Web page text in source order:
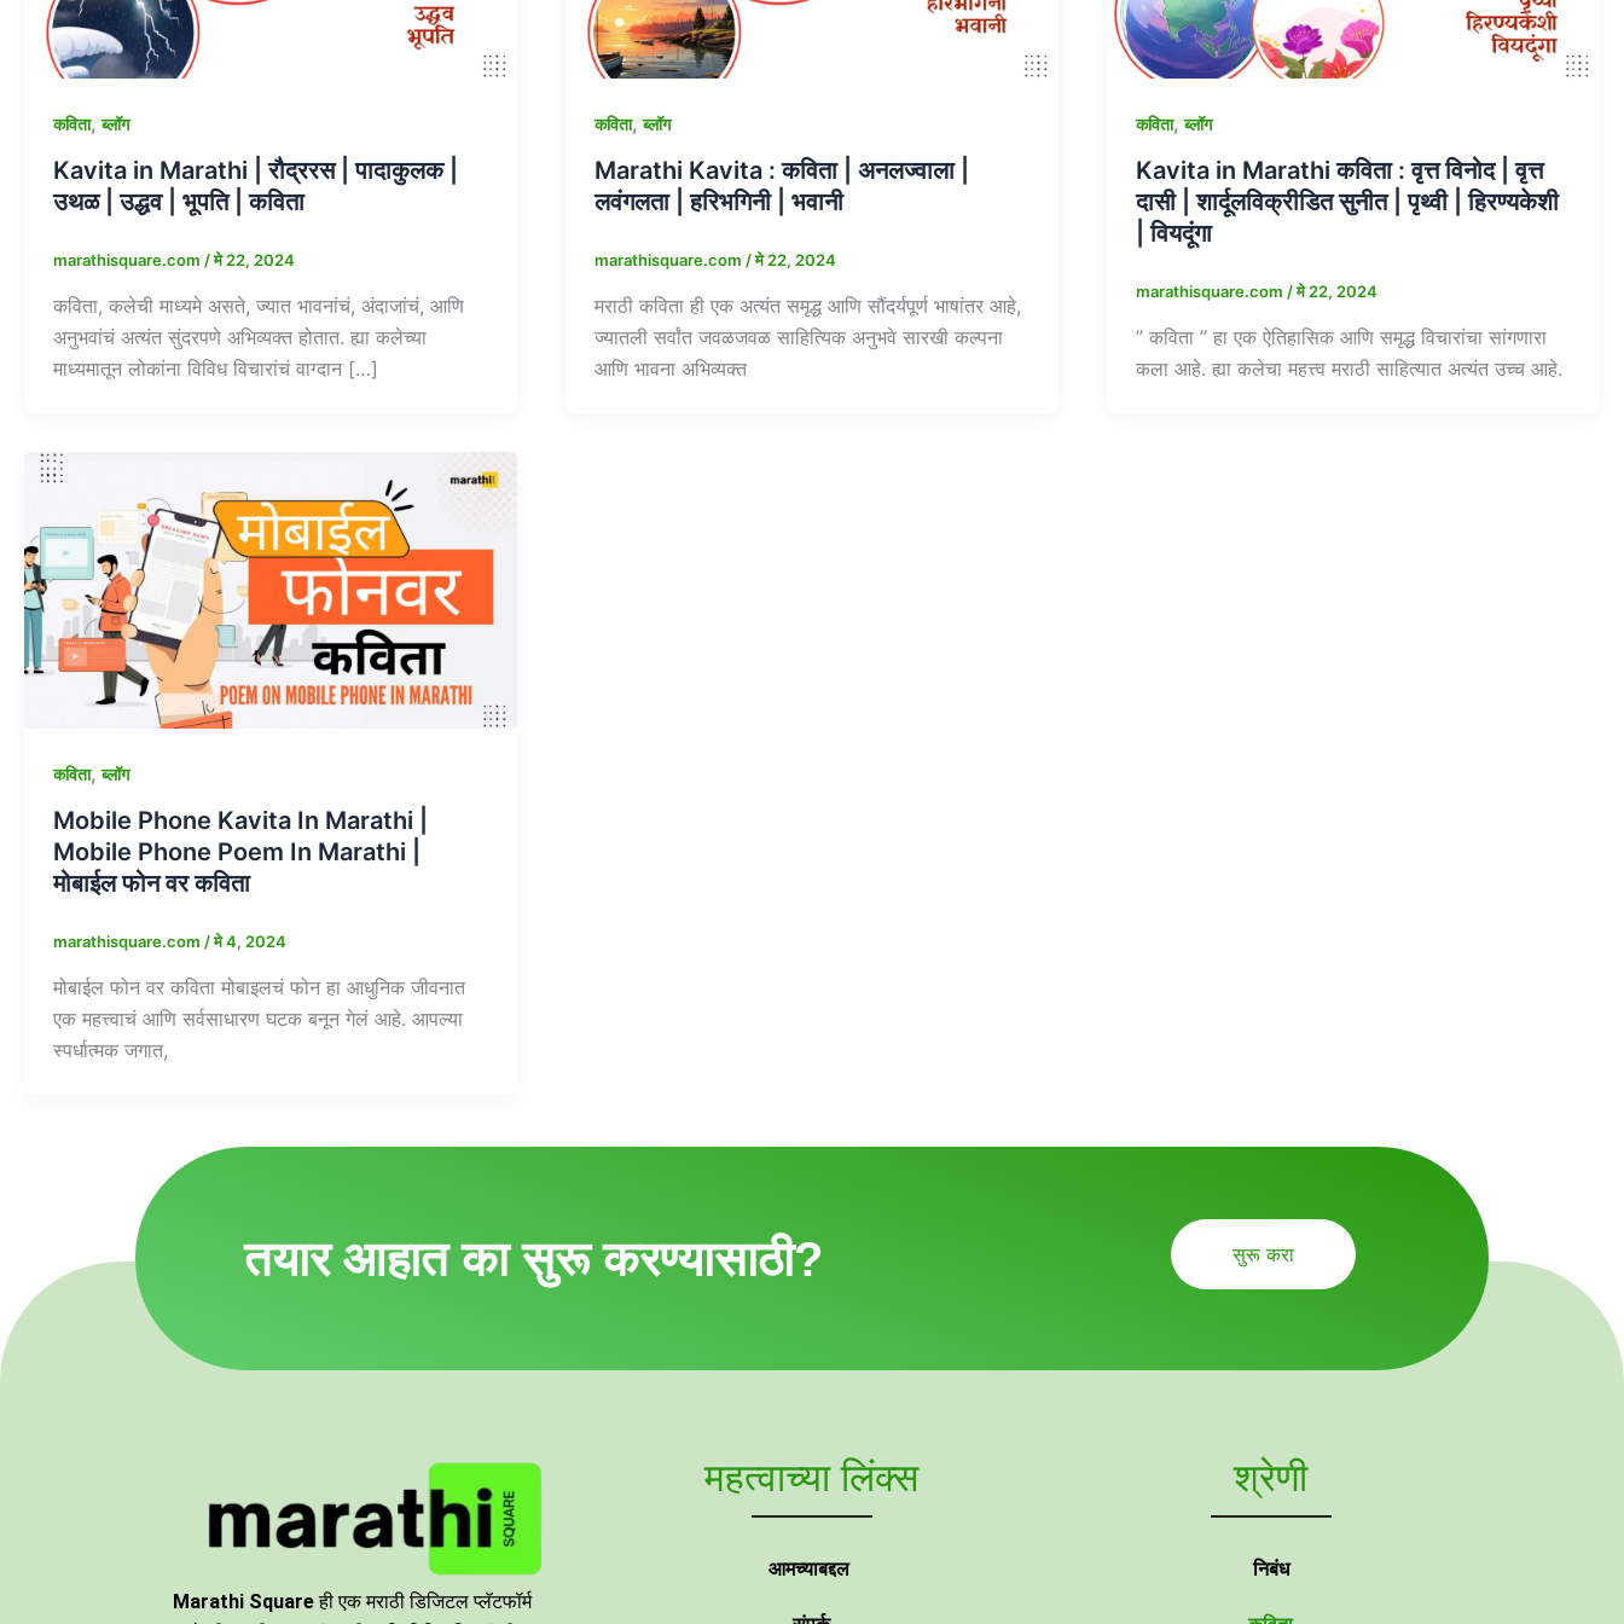
कविता,ब्लॉग
Kavita in Marathi | रौद्ररस | पादाकुलक |
उथळ | उद्धव | भूपति | कविता
marathisquare.com /मे 22, 2024
कविता, कलेची माध्यमे असते, ज्यात भावनांचं, अंदाजांचं, आणि
अनुभवांचं अत्यंत सुंदरपणे अभिव्यक्त होतात. ह्या कलेच्या
माध्यमातून लोकांना विविध विचारांचं वाग्दान […]
कविता,ब्लॉग
Marathi Kavita : कविता | अनलज्वाला |
लवंगलता | हरिभगिनी | भवानी
marathisquare.com /मे 22, 2024
मराठी कविता ही एक अत्यंत समृद्ध आणि सौंदर्यपूर्ण भाषांतर आहे,
ज्यातली सर्वांत जवळजवळ साहित्यिक अनुभवे सारखी कल्पना
आणि भावना अभिव्यक्त
कविता,ब्लॉग
Kavita in Marathi कविता : वृत्त विनोद | वृत्त
दासी | शार्दूलविक्रीडित सुनीत | पृथ्वी | हिरण्यकेशी
| वियदूंगा
marathisquare.com /मे 22, 2024
” कविता ” हा एक ऐतिहासिक आणि समृद्ध विचारांचा सांगणारा
कला आहे. ह्या कलेचा महत्त्व मराठी साहित्यात अत्यंत उच्च आहे.
कविता,ब्लॉग
Mobile Phone Kavita In Marathi |
Mobile Phone Poem In Marathi |
मोबाईल फोन वर कविता
marathisquare.com /मे 4, 2024
मोबाईल फोन वर कविता मोबाइलचं फोन हा आधुनिक जीवनात
एक महत्त्वाचं आणि सर्वसाधारण घटक बनून गेलं आहे. आपल्या
स्पर्धात्मक जगात,
तयार आहात का सुरू करण्यासाठी? सुरू करा
Marathi Squareही एक मराठी डिजिटल प्लॅटफॉर्म
महत्वाच्या लिंक्स
आमच्याबद्दल
श्रेणी
निबंध